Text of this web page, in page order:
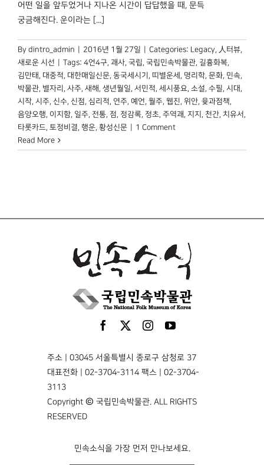
어떤 일을 앞두었거나 지나온 시간이 답답했을 때, 문득
궁금해진다. 운이라는 [...]
By dintro_admin 2016년 1월 27일 Categories: Legacy, 人터뷰,
새로운 시선
Tags: 4언4구, 괘사, 국립, 국립민속박물관, 길흉화복,
김만태 , 대중적, 대한매일신문, 동국세시기 , 띠별운세 , 명리학, 문화, 민속,
박물관, 별자리 , 사주, 새해 , 생년월일, 서민적, 세시풍요, 소설, 수필, 시대 ,
시작, 시주, 신수, 신점, 심리적, 연주, 예언, 월주, 웹진, 위안, 윷과점책,
음양오행, 이지함, 일주, 전통, 점, 정감록, 정초, 주역괘 , 지지 , 천간, 치유서 ,
타롯카드, 토정비결, 행운, 황성신문
1 Comment
Read More
주소 | 03045 서울특별시 종로구 삼청로 37
대표전화 | 02-3704-3114 팩스 | 02-3704-
3113
Copyright © 국립민속박물관. ALL RIGHTS
RESERVED
민속소식을 가장 먼저 만나보세요.